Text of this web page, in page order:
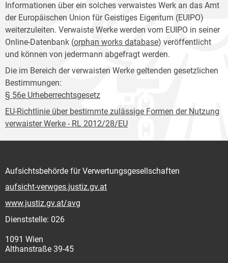
Informationen über ein solches verwaistes Werk an das Amt
der Europäischen Union für Geistiges Eigentum (EUIPO)
weiterzuleiten. Verwaiste Werke werden vom EUIPO in seiner
Online-Datenbank (orphan works database) veröffentlicht
und können von jedermann abgefragt werden.
Die im Bereich der verwaisten Werke geltenden gesetzlichen
Bestimmungen:
§ 56e Urheberrechtsgesetz
EU-Richtlinie über bestimmte zulässige Formen der Nutzung
verwaister Werke - RL 2012/28/EU
Aufsichtsbehörde für Verwertungsgesellschaften
aufsicht-verwges.justiz.gv.at
www.justiz.gv.at/avg
Dienststelle: 026
1091 Wien
Althanstraße 39-45